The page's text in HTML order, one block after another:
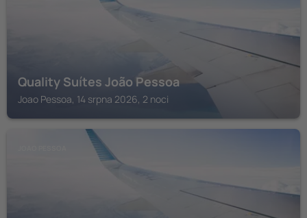
Quality Suítes João Pessoa
Joao Pessoa, 14 srpna 2026, 2 noci